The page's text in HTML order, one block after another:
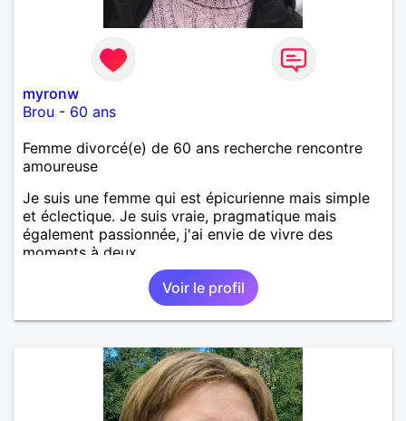
myronw
Brou - 60 ans
Femme divorcé(e) de 60 ans recherche rencontre
amoureuse
Je suis une femme qui est épicurienne mais simple
et éclectique. Je suis vraie, pragmatique mais
également passionnée, j'ai envie de vivre des
moments à deux.
Voir le profil